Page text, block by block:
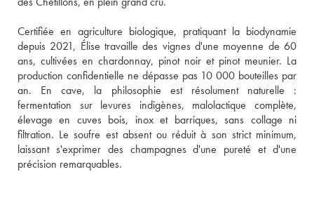
Certifiée en agriculture biologique, pratiquant la biodynamie
depuis 2021, Élise travaille des vignes d'une moyenne de 60
ans, cultivées en chardonnay, pinot noir et pinot meunier. La
production confidentielle ne dépasse pas 10 000 bouteilles par
an. En cave, la philosophie est résolument naturelle :
fermentation sur levures indigènes, malolactique complète,
élevage en cuves bois, inox et barriques, sans collage ni
filtration. Le soufre est absent ou réduit à son strict minimum,
laissant s'exprimer des champagnes d'une pureté et d'une
précision remarquables.